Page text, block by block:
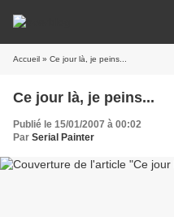
Accueil » Ce jour là, je peins...
Ce jour là, je peins...
Publié le 15/01/2007 à 00:02
Par Serial Painter